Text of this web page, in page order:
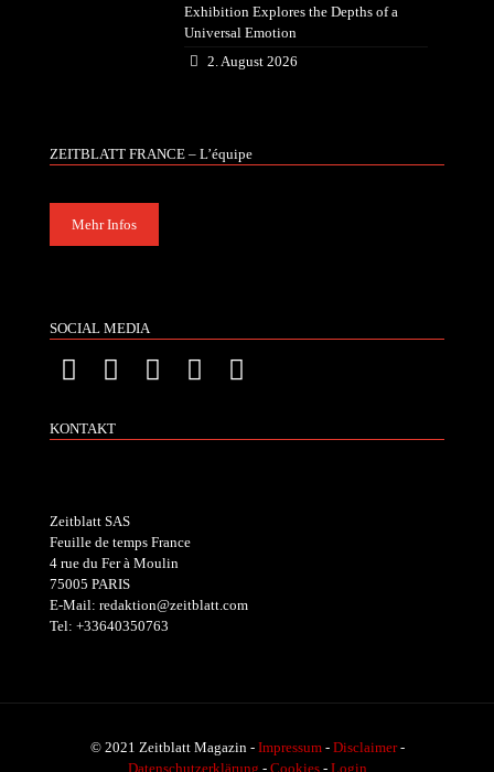
Exhibition Explores the Depths of a
Universal Emotion
2. August 2026
ZEITBLATT FRANCE – L’équipe
Mehr Infos
SOCIAL MEDIA
KONTAKT
Zeitblatt SAS
Feuille de temps France
4 rue du Fer à Moulin
75005 PARIS
E-Mail: redaktion@zeitblatt.com
Tel: +33640350763
© 2021 Zeitblatt Magazin - Impressum- Disclaimer-
Datenschutzerklärung - Cookies- Login